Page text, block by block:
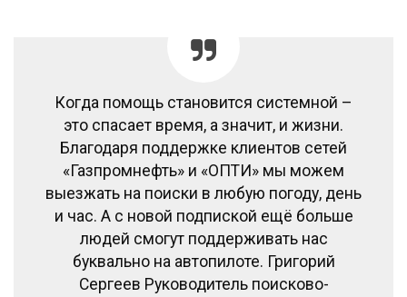
Когда помощь становится системной –
это спасает время, а значит, и жизни.
Благодаря поддержке клиентов сетей
«Газпромнефть» и «ОПТИ» мы можем
выезжать на поиски в любую погоду, день
и час. А с новой подпиской ещё больше
людей смогут поддерживать нас
буквально на автопилоте. Григорий
Сергеев Руководитель поисково-